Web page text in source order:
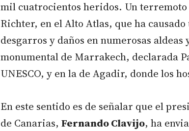
mil cuatrocientos heridos. Un terremoto
Richter, en el Alto Atlas, que ha
desgarros y daños en numerosas
monumental de Marrakech, declarada
UNESCO, y en la de Agadir, donde los
En este sentido es de señalar que el
de Canarias, Fernando Clavijo, ha